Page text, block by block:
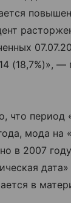
(18,7%)», —
что период
мода на
в 2007
в